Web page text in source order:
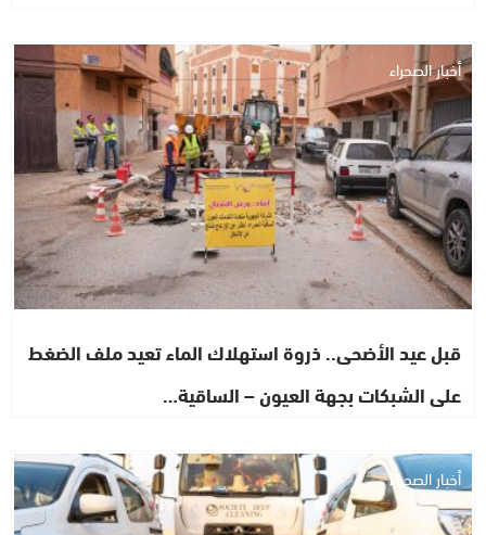
أخبار الصحراء
قبل عيد الأضحى.. ذروة استهلاك الماء تعيد ملف الضغط
على الشبكات بجهة العيون – الساقية…
أخبار الصحراء